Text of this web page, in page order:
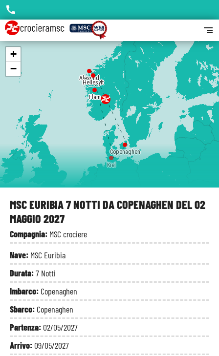
MSC EURIBIA 7 NOTTI DA COPENAGHEN DEL 02
MAGGIO 2027
Compagnia: MSC crociere
Nave: MSC Euribia
Durata:7 Notti
Imbarco: Copenaghen
Sbarco: Copenaghen
Partenza: 02/05/2027
Arrivo: 09/05/2027
Copenaghen
Hellesylt
Alesund
Flam
Kiel
+
−
call
segment